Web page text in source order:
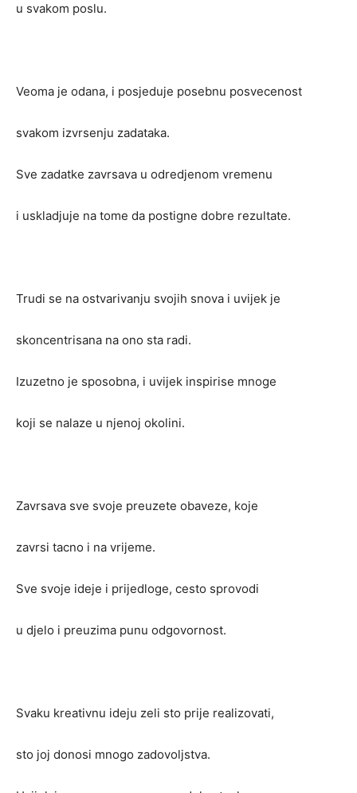
u svakom poslu.
Veoma je odana, i posjeduje posebnu posvecenost
svakom izvrsenju zadataka.
Sve zadatke zavrsava u odredjenom vremenu
i uskladjuje na tome da postigne dobre rezultate.
Trudi se na ostvarivanju svojih snova i uvijek je
skoncentrisana na ono sta radi.
Izuzetno je sposobna, i uvijek inspirise mnoge
koji se nalaze u njenoj okolini.
Zavrsava sve svoje preuzete obaveze, koje
zavrsi tacno i na vrijeme.
Sve svoje ideje i prijedloge, cesto sprovodi
u djelo i preuzima punu odgovornost.
Svaku kreativnu ideju zeli sto prije realizovati,
sto joj donosi mnogo zadovoljstva.